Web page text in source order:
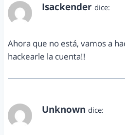
Isackender dice:
Ahora que no está, vamos a
hackearle la cuenta!!
Unknown dice: